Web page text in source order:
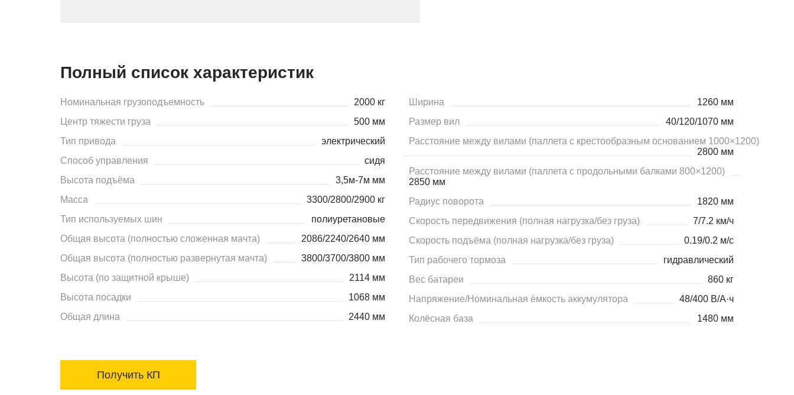
Полный список характеристик
Номинальная грузоподъемность
2000 кг
Центр тяжести груза
500 мм
Тип привода
электрический
Способ управления
сидя
Высота подъёма
3,5м-7м мм
Масса
3300/2800/2900 кг
Тип используемых шин
полиуретановые
Общая высота (полностью сложенная мачта)
2086/2240/2640 мм
Общая высота (полностью развернутая мачта)
3800/3700/3800 мм
Высота (по защитной крыше)
2114 мм
Высота посадки
1068 мм
Общая длина
2440 мм
Ширина
1260 мм
Размер вил
40/120/1070 мм
Расстояние между вилами (паллета с крестообразным основанием 1000×1200)
2800 мм
Расстояние между вилами (паллета с продольными балками 800×1200)
2850 мм
Радиус поворота
1820 мм
Скорость передвижения (полная нагрузка/без груза)
7/7.2 км/ч
Скорость подъёма (полная нагрузка/без груза)
0.19/0.2 м/с
Тип рабочего тормоза
гидравлический
Вес батареи
860 кг
Напряжение/Номинальная ёмкость аккумулятора
48/400 В/А·ч
Колёсная база
1480 мм
Получить КП